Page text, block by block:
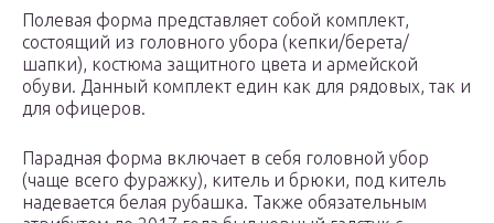
Полевая форма представляет собой комплект,
состоящий из головного убора (кепки/берета/
шапки), костюма защитного цвета и армейской
обуви. Данный комплект един как для рядовых, так и
для офицеров.
Парадная форма включает в себя головной убор
(чаще всего фуражку), китель и брюки, под китель
надевается белая рубашка. Также обязательным